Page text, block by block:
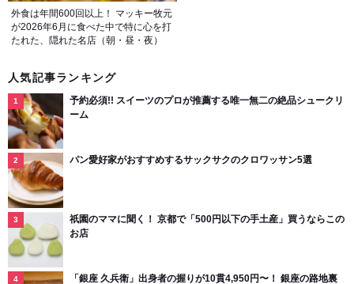
外食は年間600回以上！ マッキー牧元
が2026年6月に食べた中で特に心を打
たれた、隠れた名店（朝・昼・夜）
人気記事ランキング
予約必須!! スイーツのプロが推薦する唯一無二の絶品シュークリ
ーム
パン愛好家がおすすめするサックサクのクロワッサン5選
祇園のママに聞く！ 京都で「500円以下の手土産」買うならこの
お店
「銀座 久兵衛」出身者の握りが10貫4,950円〜！ 銀座の路地裏